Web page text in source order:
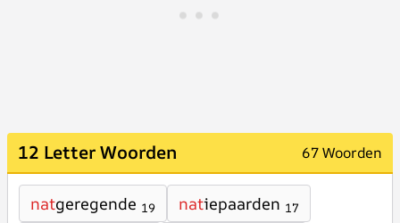
12 Letter Woorden 67 Woorden
natgeregende 19 natiepaarden 17